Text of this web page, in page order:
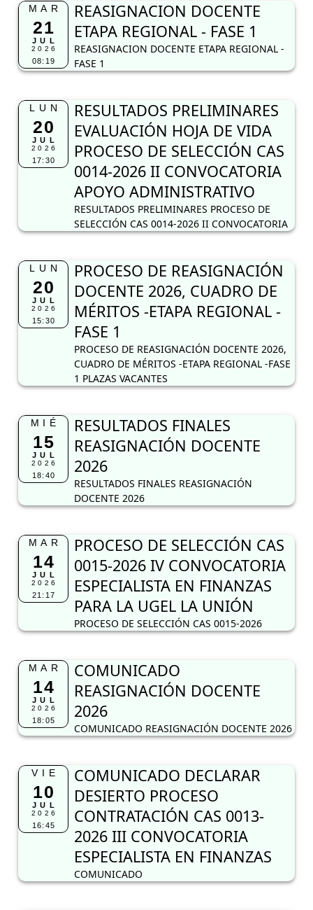
MAR
21
JUL
2026
08:19
REASIGNACION DOCENTE
ETAPA REGIONAL - FASE 1
REASIGNACION DOCENTE ETAPA REGIONAL -
FASE 1
LUN
20
JUL
2026
17:30
RESULTADOS PRELIMINARES
EVALUACIÓN HOJA DE VIDA
PROCESO DE SELECCIÓN CAS
0014-2026 II CONVOCATORIA
APOYO ADMINISTRATIVO
RESULTADOS PRELIMINARES PROCESO DE
SELECCIÓN CAS 0014-2026 II CONVOCATORIA
LUN
20
JUL
2026
15:30
PROCESO DE REASIGNACIÓN
DOCENTE 2026, CUADRO DE
MÉRITOS -ETAPA REGIONAL -
FASE 1
PROCESO DE REASIGNACIÓN DOCENTE 2026,
CUADRO DE MÉRITOS -ETAPA REGIONAL -FASE
1 PLAZAS VACANTES
MIÉ
15
JUL
2026
18:40
RESULTADOS FINALES
REASIGNACIÓN DOCENTE
2026
RESULTADOS FINALES REASIGNACIÓN
DOCENTE 2026
MAR
14
JUL
2026
21:17
PROCESO DE SELECCIÓN CAS
0015-2026 IV CONVOCATORIA
ESPECIALISTA EN FINANZAS
PARA LA UGEL LA UNIÓN
PROCESO DE SELECCIÓN CAS 0015-2026
MAR
14
JUL
2026
18:05
COMUNICADO
REASIGNACIÓN DOCENTE
2026
COMUNICADO REASIGNACIÓN DOCENTE 2026
VIE
10
JUL
2026
16:45
COMUNICADO DECLARAR
DESIERTO PROCESO
CONTRATACIÓN CAS 0013-
2026 III CONVOCATORIA
ESPECIALISTA EN FINANZAS
COMUNICADO